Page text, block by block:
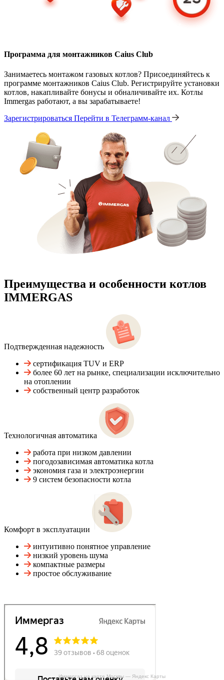
Программа для монтажников Caius Club
Занимаетесь монтажом газовых котлов? Присоединяйтесь к
программе монтажников Caius Club. Регистрируйте установки
котлов, накапливайте бонусы и обналичивайте их. Котлы
Immergas работают, а вы зарабатываете!
Зарегистрироваться Перейти в Телеграмм-канал
Преимущества и особенности котлов
IMMERGAS
Подтвержденная надежность
сертификация TUV и ERP
более 60 лет на рынке, специализации исключительно
на отоплении
собственный центр разработок
Технологичная автоматика
работа при низком давлении
погодозависимая автоматика котла
экономия газа и электроэнергии
9 систем безопасности котла
Комфорт в эксплуатации
интуитивно понятное управление
низкий уровень шума
компактные размеры
простое обслуживание
Иммергаз на карте Москвы — Яндекс Карты